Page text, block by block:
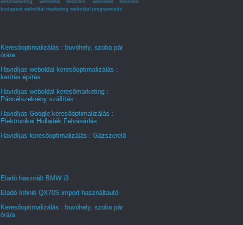
webmarketing
weboldal készítés
weboldal készítés
budapest weboldal marketing weboldal programozás
Keresőoptimalizálás : buvóhely, szoba pár
órára
Havidíjas weboldal keresőoptimalizálás :
kerítés építés
Havidíjas weboldal keresőmarketing :
Páncélszekrény szállítás
Havidíjas Google keresőoptimalizálás :
Elektronikai Hulladék Felvásárlás
Havidíjas keresőoptimalizálás : Gázszerelő
Eladó használt BMW i3
Eladó Infiniti QX70S import használtautó
Keresőoptimalizálás : buvóhely, szoba pár
órára